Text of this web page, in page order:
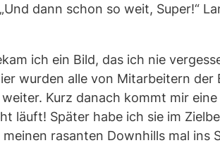
dann schon so weit, Super!“
ich ein Bild, das ich nie
wurden alle von Mitarbeitern der
Kurz danach kommt mir
läuft! Später habe ich sie im
rasanten Downhills mal ins